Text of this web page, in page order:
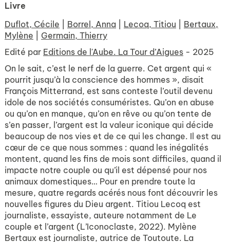
Livre
Duflot, Cécile
Borrel, Anna Lecoq, Titiou
Bertaux,
Mylène
Germain, Thierry
Edité par Editions de l'Aube. La Tour d’Aigues - 2025
On le sait, c’est le nerf de la guerre. Cet argent qui «
pourrit jusqu’à la conscience des hommes », disait
François Mitterrand, est sans conteste l’outil devenu
idole de nos sociétés consuméristes. Qu’on en abuse
ou qu’on en manque, qu’on en rêve ou qu’on tente de
s’en passer, l’argent est la valeur iconique qui décide
beaucoup de nos vies et de ce qui les change. Il est au
cœur de ce que nous sommes : quand les inégalités
montent, quand les fins de mois sont difficiles, quand il
impacte notre couple ou qu’il est dépensé pour nos
animaux domestiques… Pour en prendre toute la
mesure, quatre regards acérés nous font découvrir les
nouvelles figures du Dieu argent. Titiou Lecoq est
journaliste, essayiste, auteure notamment de Le
couple et l’argent (L’Iconoclaste, 2022). Mylène
Bertaux est journaliste, autrice de Toutoute. La